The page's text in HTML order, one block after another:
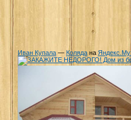
Иван Купала — Коляда на